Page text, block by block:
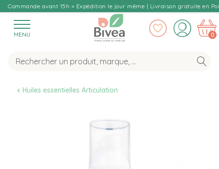
Commande avant 15h = Expédition le jour même | Livraison gratuite en
MENU 0
Huiles essentielles Articulation